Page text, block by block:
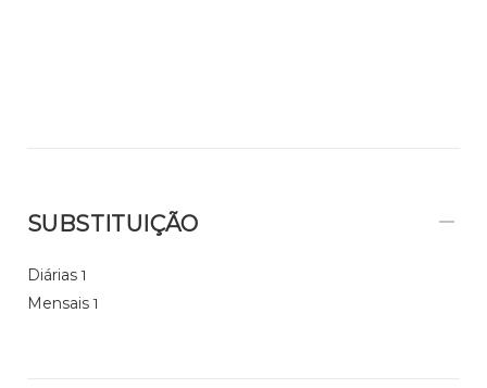
SUBSTITUIÇÃO
Diárias 1
Mensais 1